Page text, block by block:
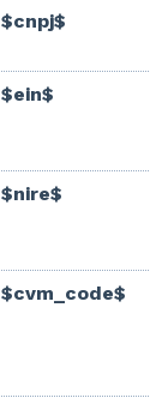
$cnpj$
$ein$
$nire$
$cvm_code$